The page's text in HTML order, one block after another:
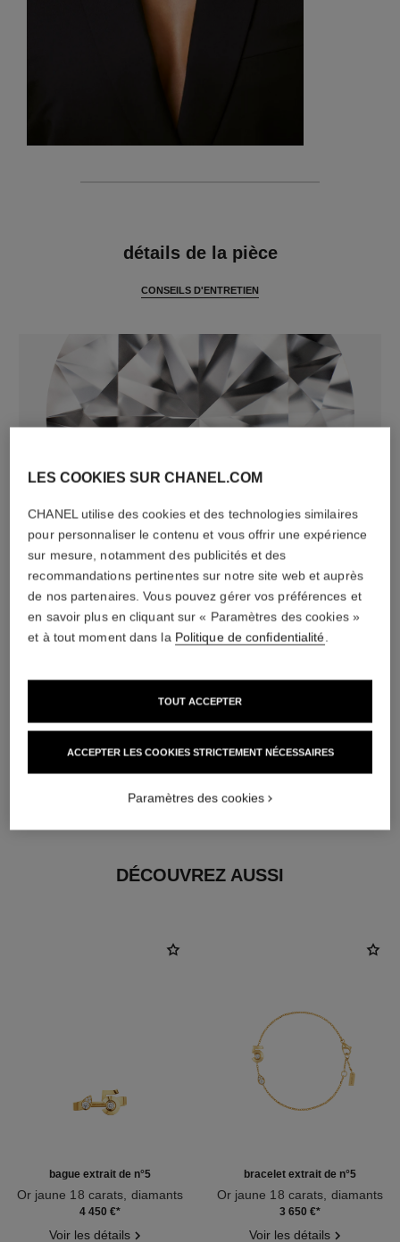
détails de la pièce
CONSEILS D'ENTRETIEN
diamants
5 diamants taille brillant totalisant 0,15 carat
Caractéristiques variables**
matériau
Or jaune 18 carats
DÉCOUVREZ AUSSI
bague extrait de n°5
Or jaune 18 carats, diamants
4 450 €*
Voir les détails
bracelet extrait de n°5
Or jaune 18 carats, diamants
3 650 €*
Voir les détails
LES COOKIES SUR CHANEL.COM
CHANEL utilise des cookies et des technologies similaires
pour personnaliser le contenu et vous offrir une expérience
sur mesure, notamment des publicités et des
recommandations pertinentes sur notre site web et auprès
de nos partenaires. Vous pouvez gérer vos préférences et
en savoir plus en cliquant sur « Paramètres des cookies »
et à tout moment dans la Politique de confidentialité
ACCEPTER LES COOKIES STRICTEMENT NÉCESSAIRES
TOUT ACCEPTER
Paramètres des cookies